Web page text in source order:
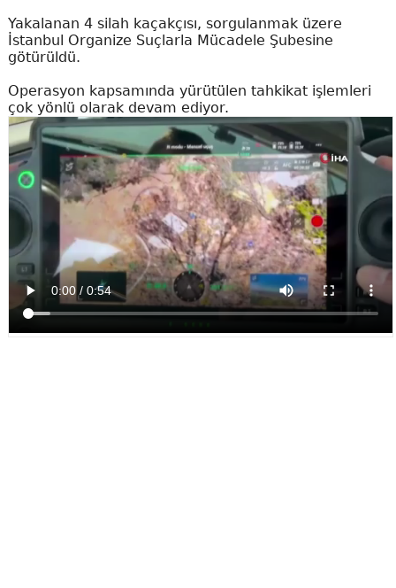
Yakalanan 4 silah kaçakçısı, sorgulanmak üzere
İstanbul Organize Suçlarla Mücadele Şubesine
götürüldü.
Operasyon kapsamında yürütülen tahkikat işlemleri
çok yönlü olarak devam ediyor.